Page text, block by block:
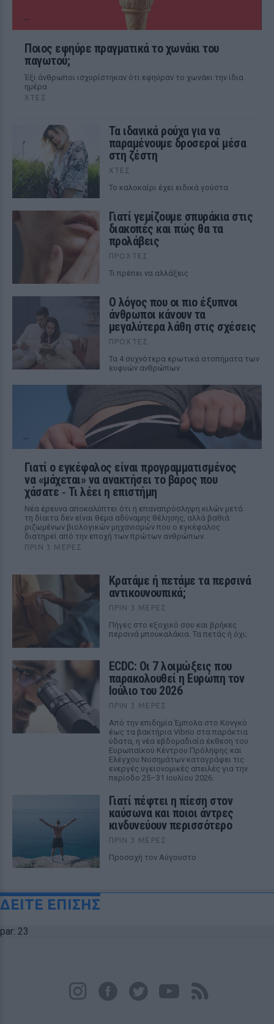
Ποιος εφηύρε πραγματικά το χωνάκι του
παγωτού;
Έξι άνθρωποι ισχυρίστηκαν ότι εφηύραν το χωνάκι την ίδια
ημέρα
ΧΤΕΣ
Τα ιδανικά ρούχα για να
παραμένουμε δροσεροί μέσα
στη ζέστη
ΧΤΕΣ
To καλοκαίρι έχει ειδικά γούστα
Γιατί γεμίζουμε σπυράκια στις
διακοπές και πώς θα τα
προλάβεις
ΠΡΟΧΤΈΣ
Τι πρέπει να αλλάξεις
Ο λόγος που οι πιο έξυπνοι
άνθρωποι κάνουν τα
μεγαλύτερα λάθη στις σχέσεις
ΠΡΟΧΤΈΣ
Τα 4 συχνότερα ερωτικά ατοπήματα των
ευφυών ανθρώπων
Γιατί ο εγκέφαλος είναι προγραμματισμένος
να «μάχεται» να ανακτήσει το βάρος που
χάσατε ‑ Τι λέει η επιστήμη
Νέα έρευνα αποκαλύπτει ότι η επαναπρόσληψη κιλών μετά
τη δίαιτα δεν είναι θέμα αδύναμης θέλησης, αλλά βαθιά
ριζωμένων βιολογικών μηχανισμών που ο εγκέφαλος
διατηρεί από την εποχή των πρώτων ανθρώπων.
ΠΡΙΝ 3 ΜΈΡΕΣ
Κρατάμε ή πετάμε τα περσινά
αντικουνουπικά;
ΠΡΙΝ 3 ΜΈΡΕΣ
Πήγες στο εξοχικό σου και βρήκες
περσινά μπουκαλάκια. Τα πετάς ή όχι;
ECDC: Οι 7 λοιμώξεις που
παρακολουθεί η Ευρώπη τον
Ιούλιο του 2026
ΠΡΙΝ 3 ΜΈΡΕΣ
Από την επιδημία Έμπολα στο Κονγκό
έως τα βακτήρια Vibrio στα παράκτια
ύδατα, η νέα εβδομαδιαία έκθεση του
Ευρωπαϊκού Κέντρου Πρόληψης και
Ελέγχου Νοσημάτων καταγράφει τις
ενεργές υγειονομικές απειλές για την
περίοδο 25–31 Ιουλίου 2026.
Γιατί πέφτει η πίεση στον
καύσωνα και ποιοι άντρες
κινδυνεύουν περισσότερο
ΠΡΙΝ 3 ΜΈΡΕΣ
Προσοχή τον Αύγουστο
ΔΕΙΤΕ ΕΠΙΣΗΣ
par: 23